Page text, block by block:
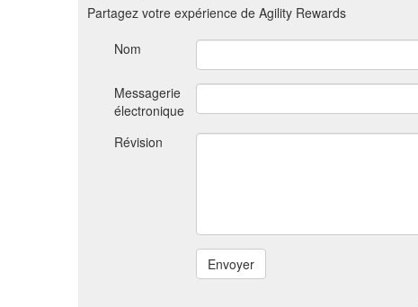
Partagez votre expérience de Agility Rewards
Nom
Messagerie
électronique
Révision